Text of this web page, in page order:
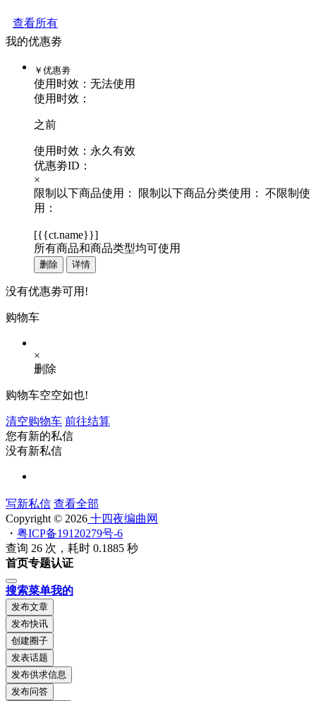
查看所有
我的优惠劵
￥ 优惠劵
使用时效： 无法使用
使用时效：
之前
使用时效：永久有效
优惠劵ID：
×
限制以下商品使用：
限制以下商品分类使用：
不限制使
用：
[{{ct.name}}]
所有商品和商品类型均可使用
删除 详情
没有优惠劵可用!
购物车
×
删除
购物车空空如也!
清空购物车 前往结算
您有新的私信
没有新私信
写新私信 查看全部
Copyright © 2026 十四夜编曲网
・ 粤ICP备19120279号-6
查询 26 次，耗时 0.1885 秒
首页专题认证
搜索菜单我的
发布文章
发布快讯
创建圈子
发表话题
发布供求信息
发布问答